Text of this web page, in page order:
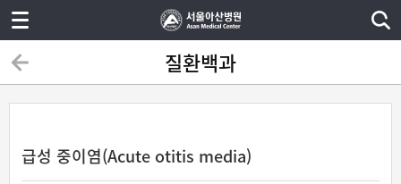
질환백과
급성 중이염(Acute otitis media)